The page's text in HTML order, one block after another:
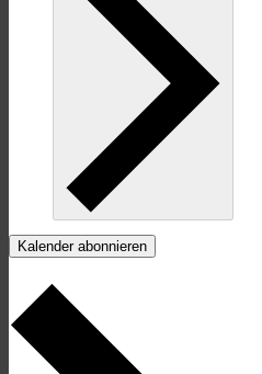
Kalender abonnieren